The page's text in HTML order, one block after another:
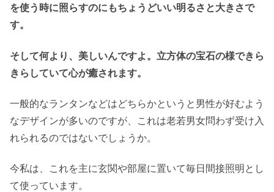
を使う時に照らすのにもちょうどいい明るさと大きさで
す。
そして何より、美しいんですよ。立方体の宝石の様できら
きらしていて心が癒されます。
一般的なランタンなどはどちらかというと男性が好むよう
なデザインが多いのですが、これは老若男女問わず受け入
れられるのではないでしょうか。
今私は、これを主に玄関や部屋に置いて毎日間接照明とし
て使っています。